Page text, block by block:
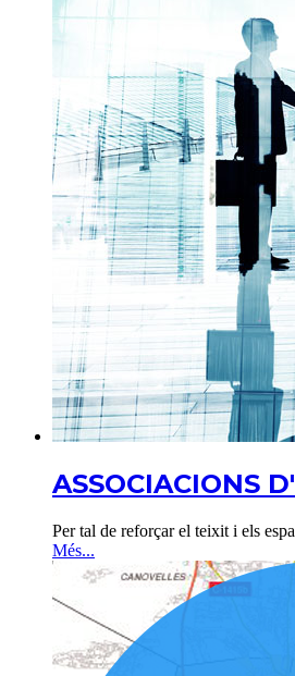
ASSOCIACIONS
Per tal de reforçar el teixit i els
Més...